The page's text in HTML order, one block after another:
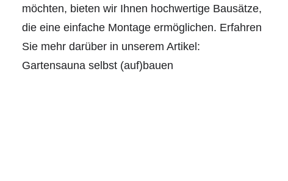
möchten, bieten wir Ihnen hochwertige Bausätze,
die eine einfache Montage ermöglichen. Erfahren
Sie mehr darüber in unserem Artikel:
Gartensauna selbst (auf)bauen